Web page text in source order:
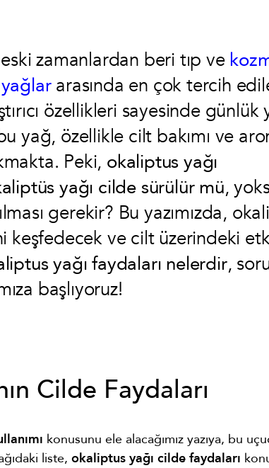
zamanlardan beri tıp ve
arasında en çok tercih
özellikleri sayesinde
yağ, özellikle cilt bakımı ve
Peki, okaliptus yağı
yağı cilde sürülür mü,
gerekir? Bu yazımızda,
keşfedecek ve cilt üzerindeki
yağı faydaları nelerdir,
başlıyoruz!
Cilde Faydaları
konusunu ele alacağımız yazıya, bu
liste, okaliptus yağı cilde faydaları